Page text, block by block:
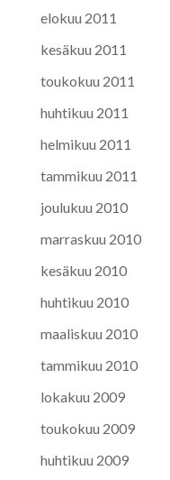
elokuu 2011
kesäkuu 2011
toukokuu 2011
huhtikuu 2011
helmikuu 2011
tammikuu 2011
joulukuu 2010
marraskuu 2010
kesäkuu 2010
huhtikuu 2010
maaliskuu 2010
tammikuu 2010
lokakuu 2009
toukokuu 2009
huhtikuu 2009